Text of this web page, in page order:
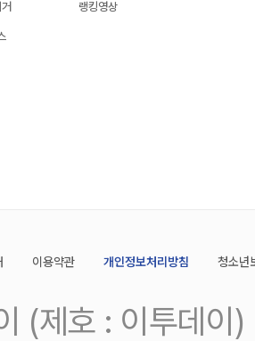
랭킹영상
이용약관 개인정보처리방침 청소년
(제호 : 이투데